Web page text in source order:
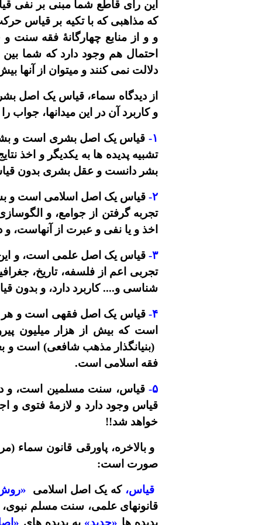
اين رأى قاطع شما مبنى بر نفى
که مذاهبى که با تکيه بر قياس
و و از منابع چهارگانۀ فقه سنت
احتمال هم وجود دارد که شما
دلالت نمی کنند و ميتوان از آنها
از ديدگاه سماء، قياس يک
و کاربرد آن در اين ميدانها،
١-
قياس يک اصل بشرى است و
تشبيه پديده ها به يکديگر و اخذ
بشر دانست و عقل بشرى بدون
٢- قياس يک اصل اسلامى است و
تجربه گرفتن از جوامع، و
اخذ و يا نفى و عبرت از آنهاست،
٣- قياس يک اصل علمى است، و اين
تجربى اعم از فلسفه، تاريخ،
شناسى و.... کاربرد دارد، و بدون
۴- قياس يک اصل فقهى است و هر
است که بيش از هزار ميليون
(بنيانگذار مذهب شافعى) است و
فقه اسلامى است.
۵-
قياس، سنت مسلمين است، و
قياس وجود دارد و لازمۀ فتوى و
خواهد شد!!
و بالاخره، پاورقى قانون سماء
صورت است:
قياس، که يک اصل اسلامى
قانونهاى علمى، سنت مسلم
پديده ها «جديد» به پديده هاى «